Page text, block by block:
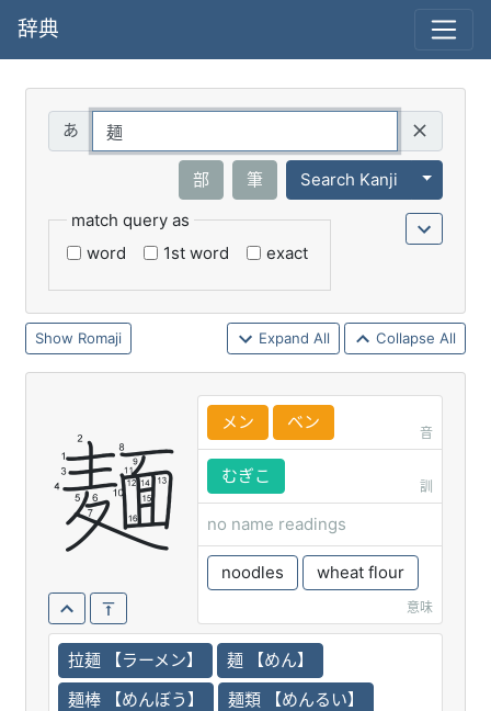
辞典
部 筆 Search Kanji
Toggle
match query as
word
1st word exact
Romaji Expand All Collapse All
麺 メン ベン
音
むぎこ
訓
no name readings
noodles wheat flour
意味
拉麺 【ラーメン】
麺 【めん】
麺棒 【めんぼう】
麺類 【めんるい】